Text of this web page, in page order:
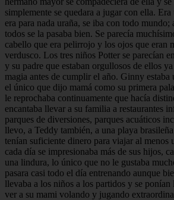
simplemente se quedara a jugar con ella.
era para nada uraña, se iba con todo mundo;
todos se la pasaba bien. Se parecía
cabello que era pelirrojo y los ojos que eran
verdusco. Los tres niños Potter se parecían
y su padre que estaban orgullosos de ellos
magia antes de cumplir el año. Ginny estaba
el único que dijo mamá como su primera
le reprochaba continuamente que hacía
encantaba llevar a su familia a restaurantes
parques de diversiones, parques acuáticos
llevo, a Teddy también, a una playa
tenían suficiente dinero para viajar al menos
cada día se impresionaba más de sus hijos,
una lindura, lo único que no le gustaba
pasara casi todo el día entrenando aunque
llevaba a los niños a los partidos y se
ver a su mami volando y jugando